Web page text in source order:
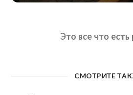
Это все что
СМОТРИТЕ